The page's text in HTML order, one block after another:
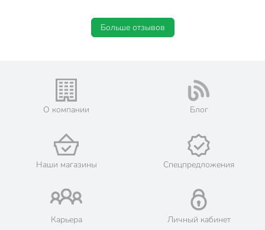
Артикул производителя
AGL063425F
Ultra+
Вес в упаковке
4.3 кг
Больше отзывов
О компании Блог
Наши магазины Спецпредложения
Карьера Личный кабинет